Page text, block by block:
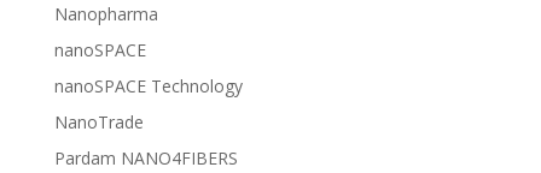
Nanopharma
nanoSPACE
nanoSPACE Technology
NanoTrade
Pardam NANO4FIBERS